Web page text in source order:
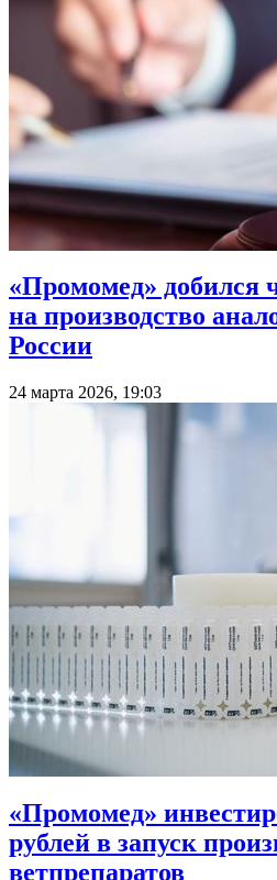
«Промомед» добился
на производство
России
24 марта 2026, 19:03
«Промомед»
рублей в запуск
ветпрепаратов